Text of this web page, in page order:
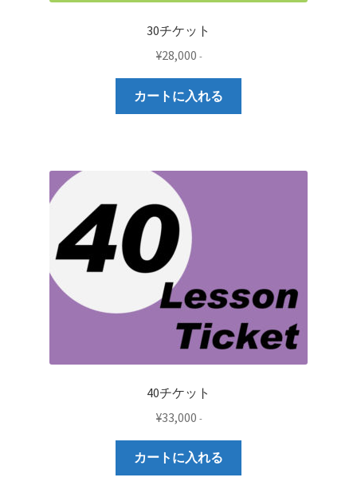
30チケット
¥28,000 -
カートに入れる
40チケット
¥33,000 -
カートに入れる